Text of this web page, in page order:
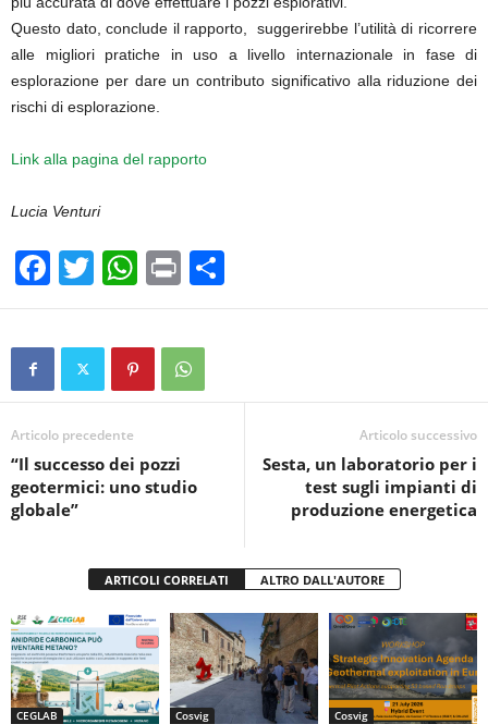
Questo dato, conclude il rapporto, suggerirebbe l’utilità di ricorrere
alle migliori pratiche in uso a livello internazionale in fase di
esplorazione per dare un contributo significativo alla riduzione dei
rischi di esplorazione.
Link alla pagina del rapporto
Lucia Venturi
F
a
c
b
o
o
k
T
wi
tt
W
h
at
s
A
p
Pr
in
t
o
vi
Articolo precedente
“Il successo dei pozzi
geotermici: uno studio
globale”
Articolo successivo
Sesta, un laboratorio per i
test sugli impianti di
produzione energetica
ARTICOLI CORRELATI ALTRO DALL'AUTORE
CEGLAB Cosvig Cosvig